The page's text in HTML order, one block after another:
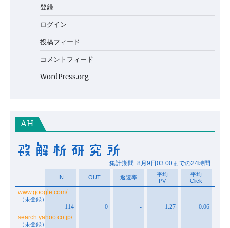
登録
ログイン
投稿フィード
コメントフィード
WordPress.org
AH